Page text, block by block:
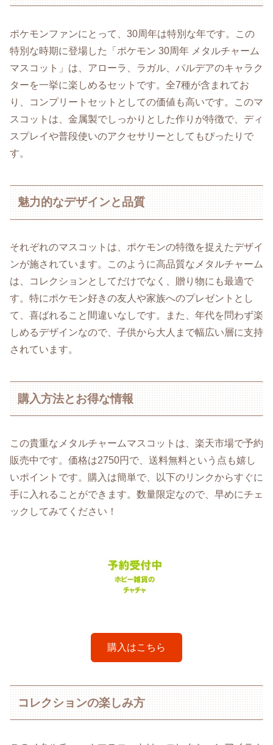
ポケモンファンにとって、30周年は特別な年です。この
特別な時期に登場した「ポケモン 30周年 メタルチャーム
マスコット」は、アローラ、ラガル、パルデアのキャラク
ターを一挙に楽しめるセットです。全7種が含まれてお
り、コンプリートセットとしての価値も高いです。このマ
スコットは、金属製でしっかりとした作りが特徴で、ディ
スプレイや普段使いのアクセサリーとしてもぴったりで
す。
魅力的なデザインと品質
それぞれのマスコットは、ポケモンの特徴を捉えたデザイ
ンが施されています。このように高品質なメタルチャーム
は、コレクションとしてだけでなく、贈り物にも最適で
す。特にポケモン好きの友人や家族へのプレゼントとし
て、喜ばれること間違いなしです。また、年代を問わず楽
しめるデザインなので、子供から大人まで幅広い層に支持
されています。
購入方法とお得な情報
この貴重なメタルチャームマスコットは、楽天市場で予約
販売中です。価格は2750円で、送料無料という点も嬉し
いポイントです。購入は簡単で、以下のリンクからすぐに
手に入れることができます。数量限定なので、早めにチェ
ックしてみてください！
購入はこちら
コレクションの楽しみ方